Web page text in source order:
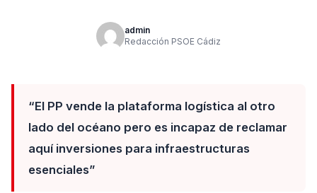
admin
Redacción PSOE Cádiz
“El PP vende la plataforma logística al otro
lado del océano pero es incapaz de reclamar
aquí inversiones para infraestructuras
esenciales”